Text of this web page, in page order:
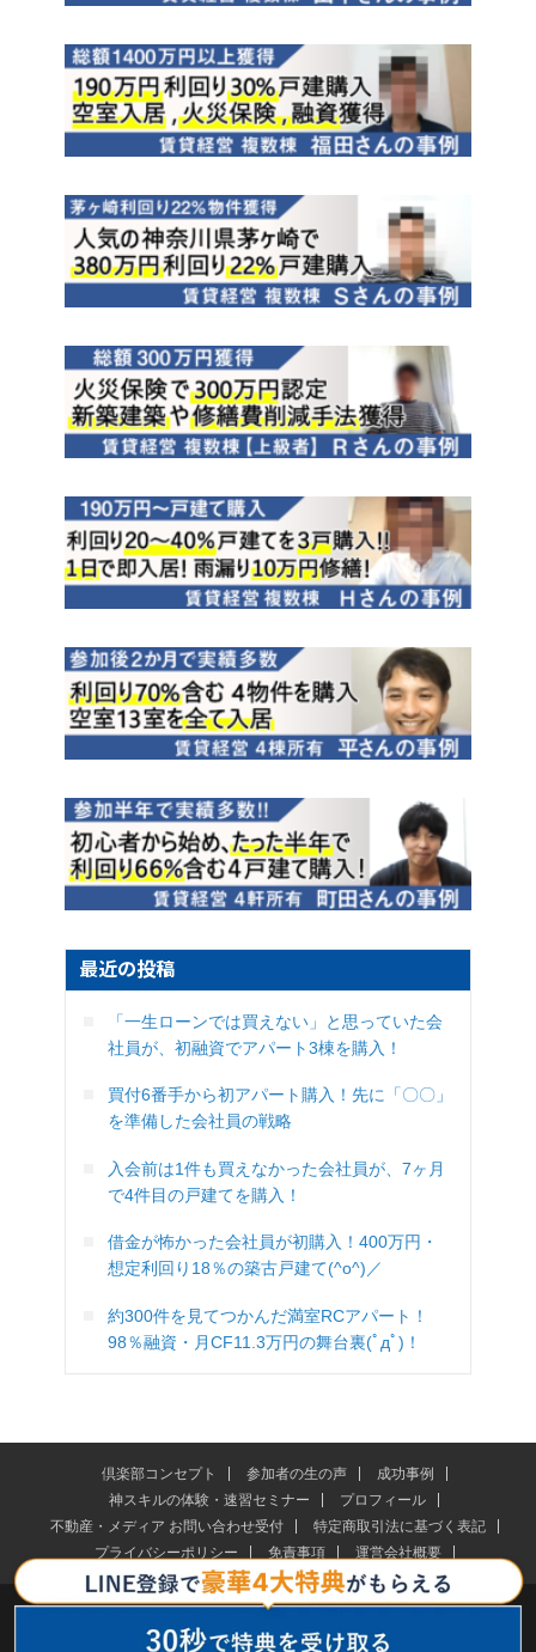
最近の投稿
「一生ローンでは買えない」と思っていた会
社員が、初融資でアパート3棟を購入！
買付6番手から初アパート購入！先に「〇〇」
を準備した会社員の戦略
入会前は1件も買えなかった会社員が、7ヶ月
で4件目の戸建てを購入！
借金が怖かった会社員が初購入！400万円・
想定利回り18％の築古戸建て(^o^)／
約300件を見てつかんだ満室RCアパート！
98％融資・月CF11.3万円の舞台裏(ﾟдﾟ)！
倶楽部コンセプト 参加者の生の声
成功事例
神スキルの体験・速習セミナー
プロフィール
不動産・メディア お問い合わせ受付
特定商取引法に基づく表記
プライバシーポリシー
免責事項
運営会社概要
さくらいふ株式会社HP
© 2026 木村洸士公式サイト